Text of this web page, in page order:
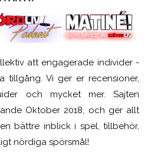
att engagerade individer -
tillgång. Vi ger er recensioner,
och mycket mer. Sajten
Oktober 2018, och ger allt
bättre inblick i spel, tillbehör,
nördiga spörsmål!